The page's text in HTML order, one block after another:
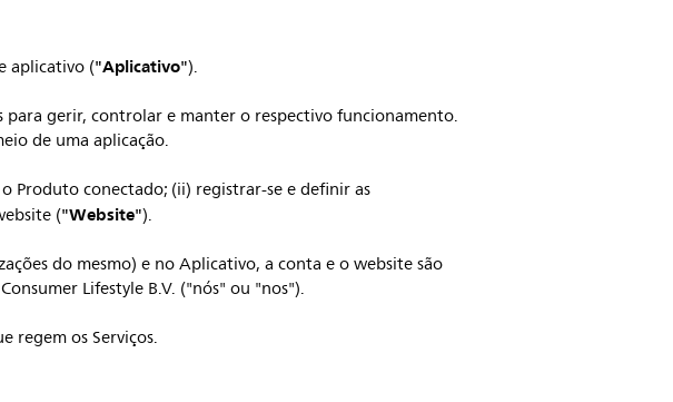
aplicativo ("Aplicativo").
gerir, controlar e manter o respectivo funcionamento.
de uma aplicação.
Produto conectado; (ii) registrar-se e definir as
("Website").
do mesmo) e no Aplicativo, a conta e o website são
Lifestyle B.V. ("nós" ou "nos").
regem os Serviços.